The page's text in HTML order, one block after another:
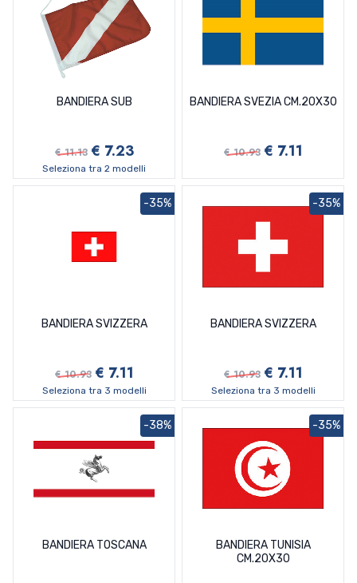
BANDIERA SUB
€ 11.13 € 7.23
Seleziona tra 2 modelli
BANDIERA SVEZIA CM.20X30
€ 10.93 € 7.11
BANDIERA SVIZZERA
€ 10.93 € 7.11
-35%
Seleziona tra 3 modelli
BANDIERA SVIZZERA
€ 10.93 € 7.11
-35%
Seleziona tra 3 modelli
BANDIERA TOSCANA
-38%
BANDIERA TUNISIA
CM.20X30
-35%